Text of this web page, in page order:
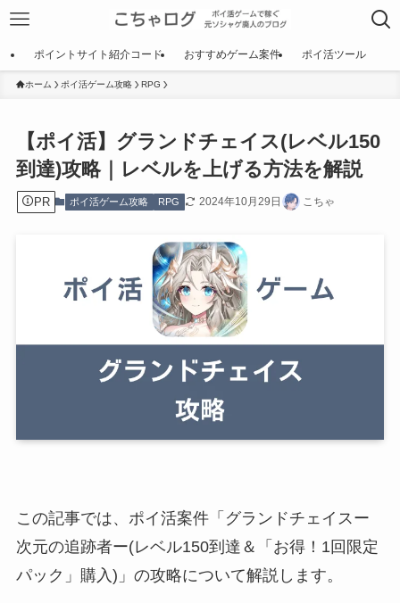
ポイントサイト紹介コード おすすめゲーム案件 ポイ活ツール
ホーム ポイ活ゲーム攻略 RPG
【ポイ活】グランドチェイス(レベル150
到達)攻略｜レベルを上げる方法を解説
PR ポイ活ゲーム攻略 RPG 2024年10月29日 こちゃ
この記事では、ポイ活案件「グランドチェイスー
次元の追跡者ー(レベル150到達＆「お得！1回限定
パック」購入)」の攻略について解説します。